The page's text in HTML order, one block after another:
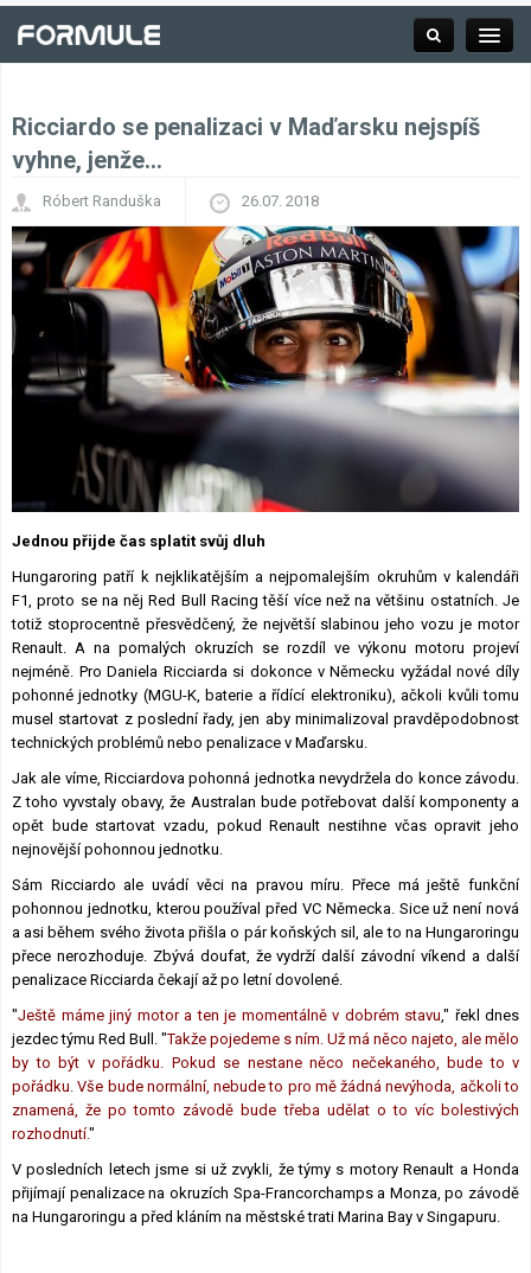
Závodní série
Kalendář F1
Výsledky F1
Týmy a jezdci F1
Okruhy F1
Ricciardo se penalizaci v Maďarsku nejspíš
vyhne, jenže…
Róbert Randuška 26.07. 2018
Jednou přijde čas splatit svůj dluh
Hungaroring patří k nejklikatějším a nejpomalejším okruhům v kalendáři
F1, proto se na něj Red Bull Racing těší více než na většinu ostatních. Je
totiž stoprocentně přesvědčený, že největší slabinou jeho vozu je motor
Renault. A na pomalých okruzích se rozdíl ve výkonu motoru projeví
nejméně. Pro Daniela Ricciarda si dokonce v Německu vyžádal nové díly
pohonné jednotky (MGU-K, baterie a řídící elektroniku), ačkoli kvůli tomu
musel startovat z poslední řady, jen aby minimalizoval pravděpodobnost
technických problémů nebo penalizace v Maďarsku.
Jak ale víme, Ricciardova pohonná jednotka nevydržela do konce závodu.
Z toho vyvstaly obavy, že Australan bude potřebovat další komponenty a
opět bude startovat vzadu, pokud Renault nestihne včas opravit jeho
nejnovější pohonnou jednotku.
Sám Ricciardo ale uvádí věci na pravou míru. Přece má ještě funkční
pohonnou jednotku, kterou používal před VC Německa. Sice už není nová
a asi během svého života přišla o pár koňských sil, ale to na Hungaroringu
přece nerozhoduje. Zbývá doufat, že vydrží další závodní víkend a další
penalizace Ricciarda čekají až po letní dovolené.
"Ještě máme jiný motor a ten je momentálně v dobrém stavu," řekl dnes
jezdec týmu Red Bull. "Takže pojedeme s ním. Už má něco najeto, ale mělo
by to být v pořádku. Pokud se nestane něco nečekaného, ​​bude to v
pořádku. Vše bude normální, nebude to pro mě žádná nevýhoda, ačkoli to
znamená, že po tomto závodě bude třeba udělat o to víc bolestivých
rozhodnutí."
V posledních letech jsme si už zvykli, že týmy s motory Renault a Honda
přijímají penalizace na okruzích Spa-Francorchamps a Monza, po závodě
na Hungaroringu a před kláním na městské trati Marina Bay v Singapuru.